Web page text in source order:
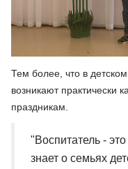
Тем более, что в
возникают практически
праздникам.
"Воспитатель -
знает о семьях